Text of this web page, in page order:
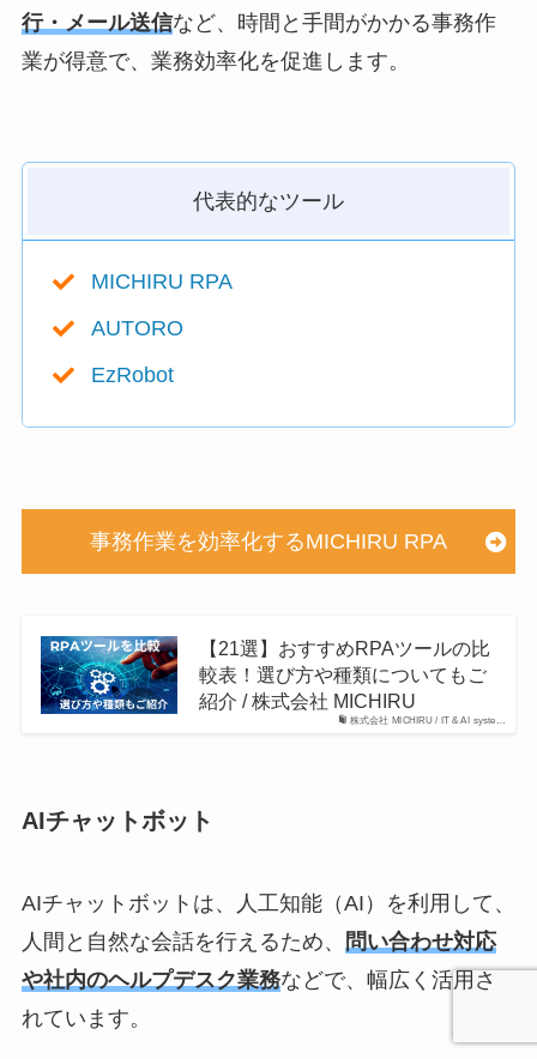
行・メール送信など、時間と手間がかかる事務作
業が得意で、業務効率化を促進します。
代表的なツール
MICHIRU RPA
AUTORO
EzRobot
事務作業を効率化するMICHIRU RPA
株式会社 MICHIRU / IT & AI syste…
【21選】おすすめRPAツールの比
較表！選び方や種類についてもご
紹介 / 株式会社 MICHIRU
AIチャットボット
AIチャットボットは、人工知能（AI）を利用して、
人間と自然な会話を行えるため、 問い合わせ対応
や社内のヘルプデスク業務などで、幅広く活用さ
れています。